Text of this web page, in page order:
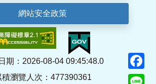
網站安全政策
期：2026-08-04 09:45:48.0
積瀏覽人次：477390361